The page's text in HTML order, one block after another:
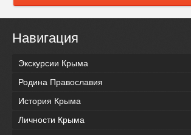
Навигация
Экскурсии Крыма
Родина Православия
История Крыма
Личности Крыма